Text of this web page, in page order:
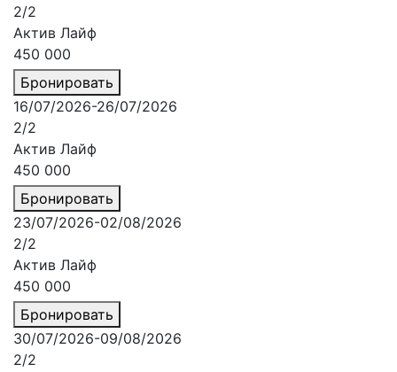
2/2
Актив Лайф
450 000
Бронировать
16/07/2026-26/07/2026
2/2
Актив Лайф
450 000
Бронировать
23/07/2026-02/08/2026
2/2
Актив Лайф
450 000
Бронировать
30/07/2026-09/08/2026
2/2